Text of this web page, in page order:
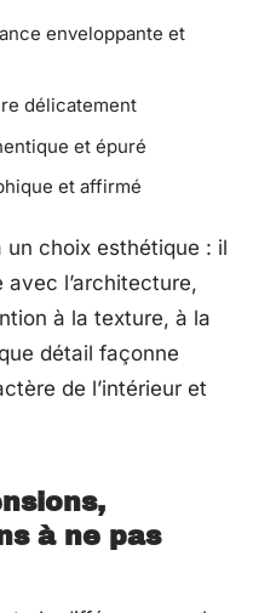
enveloppante et
délicatement
et épuré
et affirmé
un choix esthétique : il
avec l’architecture,
à la texture, à la
détail façonne
de l’intérieur et
à ne pas